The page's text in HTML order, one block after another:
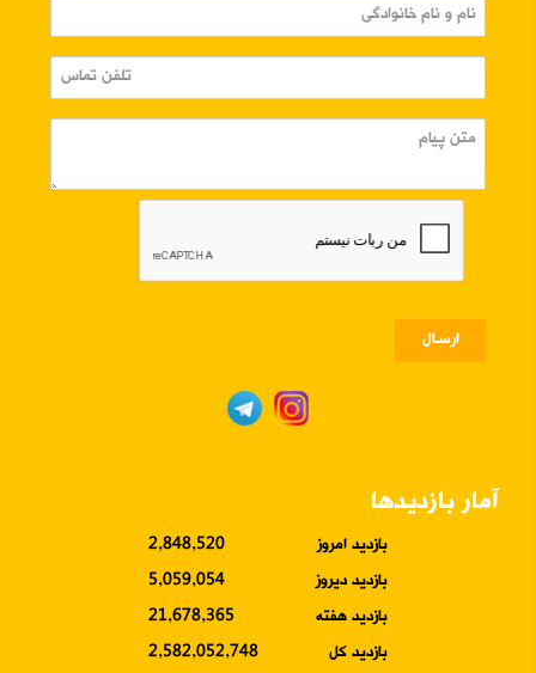
ارسـال
آمار بازدیدها
بازدید امروز
2,848,520
بازدید دیروز
5,059,054
بازدید هفته
21,678,365
بازدید کل
2,582,052,748